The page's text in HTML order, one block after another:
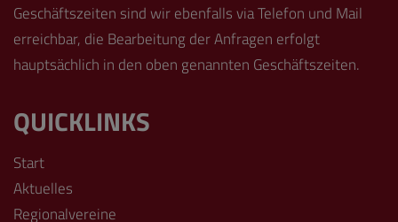
Geschäftszeiten sind wir ebenfalls via Telefon und Mail
erreichbar, die Bearbeitung der Anfragen erfolgt
hauptsächlich in den oben genannten Geschäftszeiten.
QUICKLINKS
Start
Aktuelles
Regionalvereine